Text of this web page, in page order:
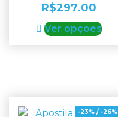
R$297.00
Ver opções
-23% / -26%